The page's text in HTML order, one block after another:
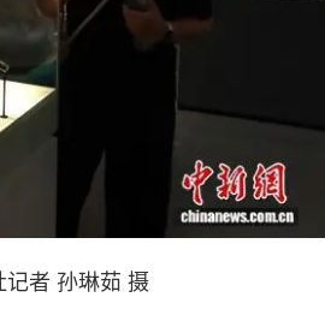
记者 孙琳茹 摄